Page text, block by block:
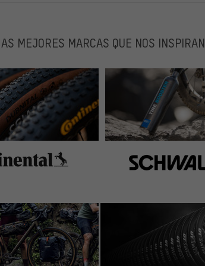
MEJORES MARCAS QUE NOS INSPIRAN